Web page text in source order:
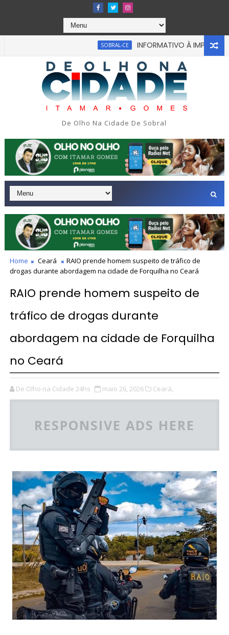
SOBRAL-CE INFORMATIVO À IMPRENSA
De Olho Na Cidade De Sobral
Home Ceará
RAIO prende homem suspeito de tráfico de
drogas durante abordagem na cidade de Forquilha no Ceará
RAIO prende homem suspeito de
tráfico de drogas durante
abordagem na cidade de Forquilha
no Ceará
De Olho na Cidade 24hs maio 26, 2026 Ceará,
RESPONSIVE ADS HERE